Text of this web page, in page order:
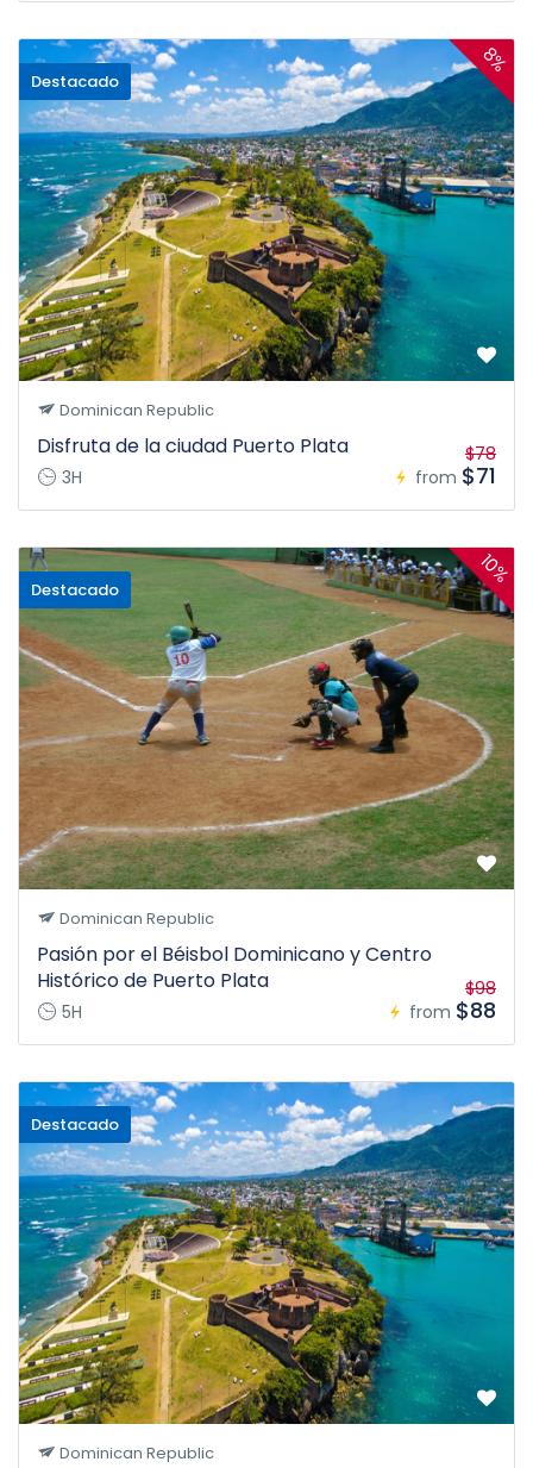
Destacado
8%
Dominican Republic
Disfruta de la ciudad Puerto Plata
3H from
$78
$71
Destacado
10%
Dominican Republic
Pasión por el Béisbol Dominicano y Centro
Histórico de Puerto Plata
5H from
$98
$88
Destacado
Dominican Republic